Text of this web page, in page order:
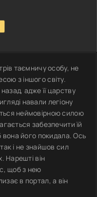
таємничу особу, не
з іншого світу.
адже її царству
навали легіону
неймовірною силою
забезпечити їй
вона його покидала. Ось
і не знайшов сил
Нарешті він
щоб з нею
в портал, а він